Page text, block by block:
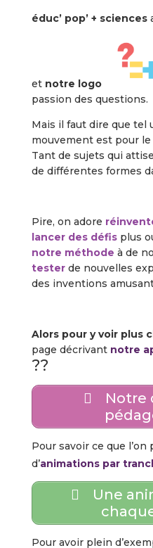
éduc’ pop’ + sciences
et notre logo
passion des questions.
Mais il faut dire que tel
mouvement est pour
Tant de sujets qui
de différentes formes
Pire, on adore
lancer des défisplus
notre méthode à de
testerde nouvelles
des inventions
Alors pour y voir plus
page décrivant notre
??
Notre
Pour savoir ce que
d’animations par
Une
Pour avoir plein